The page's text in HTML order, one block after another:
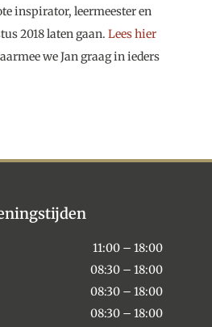
inspirator, leermeester en
2018 laten gaan.Lees hier
we Jan graag in ieders
11:00 – 18:00
08:30 – 18:00
08:30 – 18:00
08:30 – 18:00